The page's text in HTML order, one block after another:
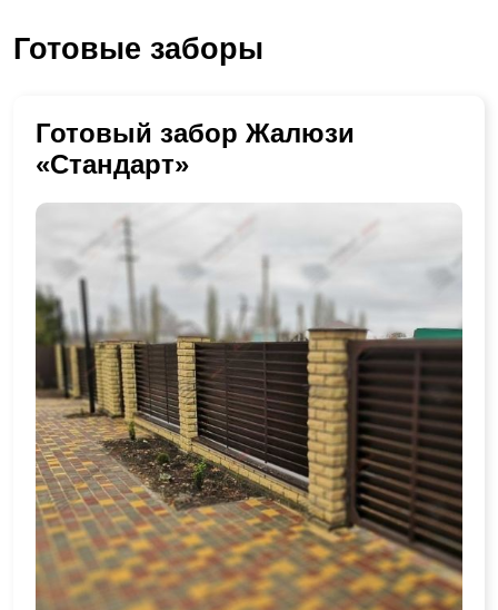
Готовые заборы
Готовый забор Жалюзи
«Стандарт»